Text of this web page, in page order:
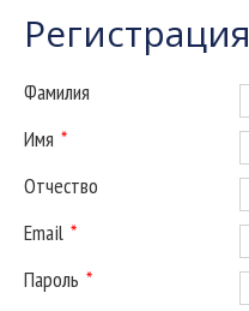
Регистрация
Фамилия
Имя *
Отчество
Email *
Пароль *